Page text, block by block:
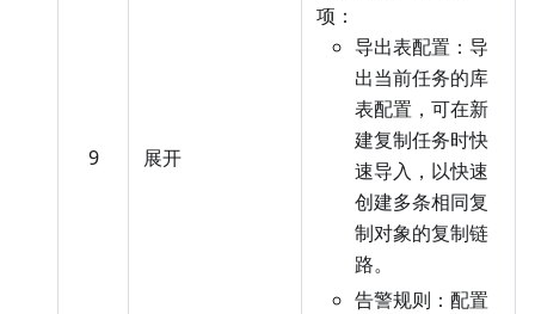
9 展开
项：
导出表配置：导
出当前任务的库
表配置，可在新
建复制任务时快
速导入，以快速
创建多条相同复
制对象的复制链
路。
告警规则：配置